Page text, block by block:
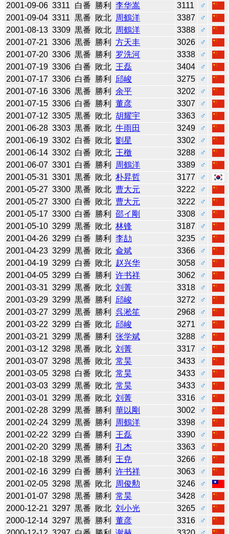
2001-09-06 3311 白番 勝利 李华嵩 3111
♂
2001-09-04 3311 黒番 敗北 周鶴洋 3387
♂
2001-08-13 3309 黒番 敗北 周鶴洋 3388
♂
2001-07-21 3306 黒番 勝利 方天丰 3026
♂
2001-07-20 3306 黒番 勝利 罗洗河 3338
♂
2001-07-19 3306 白番 敗北 王磊 3404
♂
2001-07-17 3306 白番 勝利 邱峻 3275
♂
2001-07-16 3306 黒番 勝利 余平 3202
♂
2001-07-15 3306 白番 勝利 董彦 3307
♂
2001-07-12 3305 黒番 敗北 胡耀宇 3363
♂
2001-06-28 3303 黒番 敗北 牛雨田 3249
♂
2001-06-19 3302 白番 敗北 劉星 3302
♂
2001-06-14 3302 白番 敗北 王檄 3288
♂
2001-06-07 3301 白番 勝利 周鶴洋 3389
♂
2001-05-31 3301 黒番 敗北 朴昇哲 3177
♂
2001-05-27 3300 黒番 敗北 曹大元 3222
♂
2001-05-27 3300 白番 敗北 曹大元 3222
♂
2001-05-17 3300 白番 勝利 邵イ剛 3308
♂
2001-05-10 3299 黒番 敗北 林锋 3187
♂
2001-04-26 3299 白番 勝利 李劼 3235
♂
2001-04-23 3299 黒番 敗北 兪斌 3366
♂
2001-04-19 3299 白番 敗北 赵兴华 3058
♂
2001-04-05 3299 白番 勝利 许书祥 3062
♂
2001-03-31 3299 黒番 敗北 刘菁 3318
♂
2001-03-29 3299 黒番 勝利 邱峻 3272
♂
2001-03-27 3299 黒番 勝利 呉淞笙 2968
♂
2001-03-22 3299 白番 敗北 邱峻 3271
♂
2001-03-21 3299 黒番 勝利 张学斌 3288
♂
2001-03-12 3298 黒番 敗北 刘菁 3317
♂
2001-03-07 3298 黒番 敗北 常昊 3433
♂
2001-03-05 3298 白番 敗北 常昊 3433
♂
2001-03-03 3299 黒番 敗北 常昊 3433
♂
2001-03-01 3299 黒番 敗北 刘菁 3316
♂
2001-02-28 3299 黒番 勝利 華以剛 3002
♂
2001-02-24 3299 黒番 勝利 周鶴洋 3398
♂
2001-02-22 3299 白番 勝利 王磊 3390
♂
2001-02-20 3299 黒番 勝利 孔杰 3363
♂
2001-02-18 3299 黒番 勝利 王尭 3266
♂
2001-02-16 3299 白番 勝利 许书祥 3063
♂
2001-02-05 3298 黒番 敗北 周俊勲 3246
♂
2001-01-07 3298 黒番 勝利 常昊 3428
♂
2000-12-21 3297 黒番 敗北 刘小光 3265
♂
2000-12-14 3297 黒番 勝利 董彦 3316
♂